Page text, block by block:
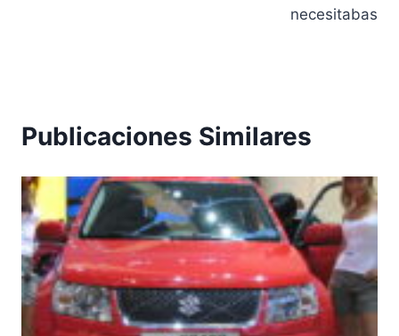
necesitabas
Publicaciones Similares